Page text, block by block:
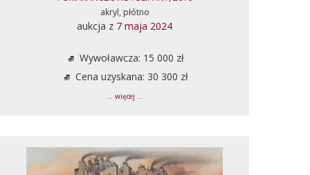
akryl, płótno
aukcja z 7 maja 2024
Wywoławcza: 15 000 zł
Cena uzyskana: 30 300 zł
... więcej ...